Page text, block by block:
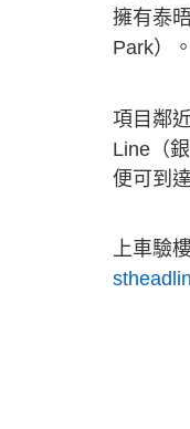
擁有泰
Park）。
項目鄰
Line（
便可到
上車驗